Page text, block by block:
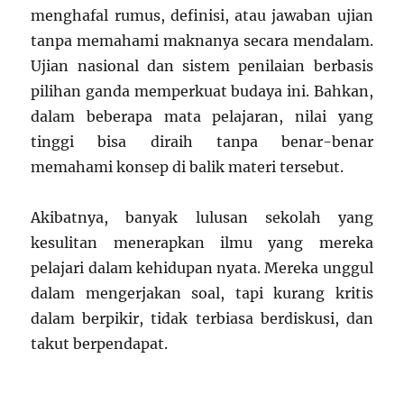
menghafal rumus, definisi, atau jawaban ujian
tanpa memahami maknanya secara mendalam.
Ujian nasional dan sistem penilaian berbasis
pilihan ganda memperkuat budaya ini. Bahkan,
dalam beberapa mata pelajaran, nilai yang
tinggi bisa diraih tanpa benar-benar
memahami konsep di balik materi tersebut.
Akibatnya, banyak lulusan sekolah yang
kesulitan menerapkan ilmu yang mereka
pelajari dalam kehidupan nyata. Mereka unggul
dalam mengerjakan soal, tapi kurang kritis
dalam berpikir, tidak terbiasa berdiskusi, dan
takut berpendapat.